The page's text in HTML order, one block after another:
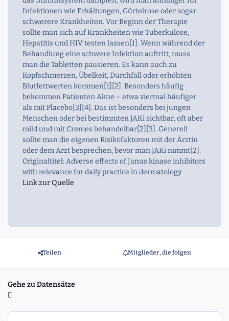
Infektionen wie Erkältungen, Gürtelrose oder sogar
schwerere Krankheiten. Vor Beginn der Therapie
sollte man sich auf Krankheiten wie Tuberkulose,
Hepatitis und HIV testen lassen[1]. Wenn während der
Behandlung eine schwere Infektion auftritt, muss
man die Tabletten pausieren. Es kann auch zu
Kopfschmerzen, Übelkeit, Durchfall oder erhöhten
Blutfettwerten kommen[1][2]. Besonders häufig
bekommen Patienten Akne – etwa viermal häufiger
als mit Placebo[3][4]. Das ist besonders bei jungen
Menschen oder bei bestimmten JAKi sichtbar, oft aber
mild und mit Cremes behandelbar[2][3]. Generell
sollte man die eigenen Risikofaktoren mit der Ärztin
oder dem Arzt besprechen, bevor man JAKi nimmt[2].
Originaltitel: Adverse effects of Janus kinase inhibitors
with relevance for daily practice in dermatology
Link zur Quelle
Teilen Mitglieder, die folgen
Gehe zu Datensätze